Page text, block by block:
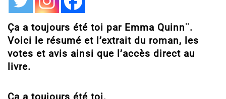
Ça a toujours été toi par Emma Quinn¨.
Voici le résumé et l’extrait du roman, les
votes et avis ainsi que l’accès direct au
livre.
Ça a toujours été toi.